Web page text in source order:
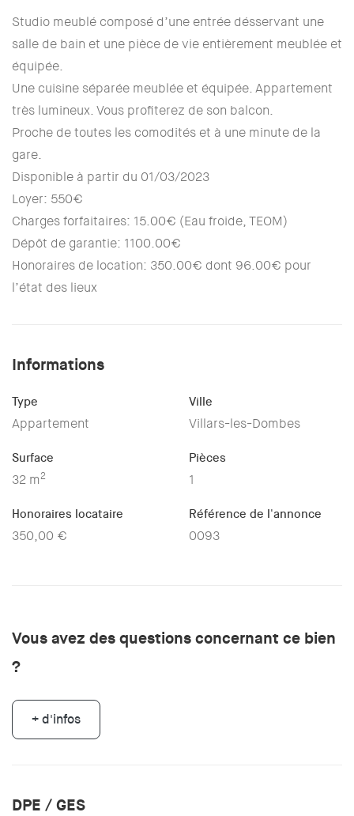
Studio meublé composé d’une entrée désservant une
salle de bain et une pièce de vie entièrement meublée et
équipée.
Une cuisine séparée meublée et équipée. Appartement
très lumineux. Vous profiterez de son balcon.
Proche de toutes les comodités et à une minute de la
gare.
Disponible à partir du 01/03/2023
Loyer: 550€
Charges forfaitaires: 15.00€ (Eau froide, TEOM)
Dépôt de garantie: 1100.00€
Honoraires de location: 350.00€ dont 96.00€ pour
l’état des lieux
Informations
Type
Appartement
Ville
Villars-les-Dombes
Surface
32 m2
Pièces
1
Honoraires locataire
350,00 €
Référence de l'annonce
0093
Vous avez des questions concernant ce bien
?
+ d'infos
DPE / GES